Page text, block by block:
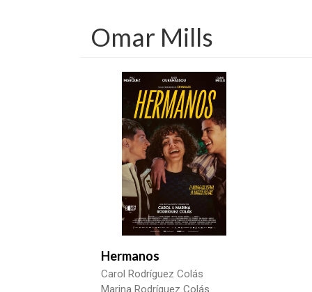
Omar Mills
Hermanos
Carol Rodríguez Colás
Marina Rodríguez Colás